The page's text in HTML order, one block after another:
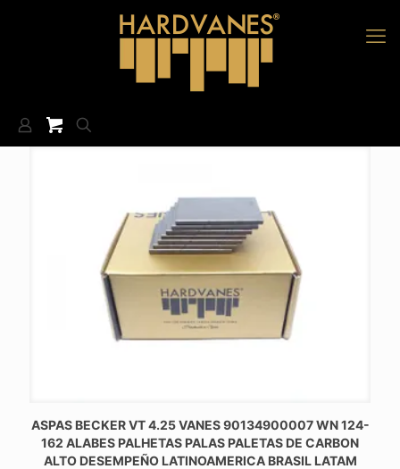
ASPAS BECKER VT 4.25 VANES 90134900007 WN 124-
162 ALABES PALHETAS PALAS PALETAS DE CARBON
ALTO DESEMPEÑO LATINOAMERICA BRASIL LATAM